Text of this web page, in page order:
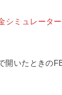
シミュレータ
開いたときの